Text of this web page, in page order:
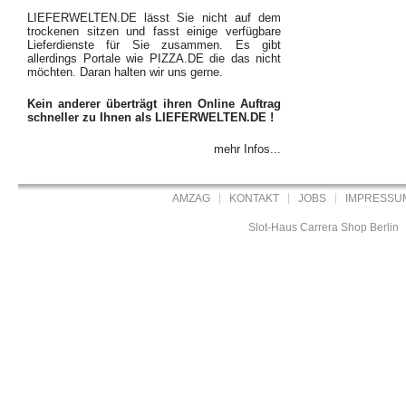
LIEFERWELTEN.DE lässt Sie nicht auf dem
trockenen sitzen und fasst einige verfügbare
Lieferdienste für Sie zusammen. Es gibt
allerdings Portale wie PIZZA.DE die das nicht
möchten. Daran halten wir uns gerne.
Kein anderer überträgt ihren Online Auftrag
schneller zu Ihnen als LIEFERWELTEN.DE !
mehr Infos...
AMZAG KONTAKT JOBS
Slot-Haus Carrera Shop Berlin